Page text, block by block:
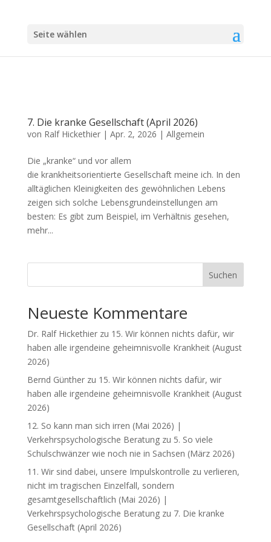
Seite wählen
7. Die kranke Gesellschaft (April 2026)
von Ralf Hickethier| Apr. 2, 2026 | Allgemein
Die „kranke“ und vor allem
die krankheitsorientierte Gesellschaft meine ich. In den
alltäglichen Kleinigkeiten des gewöhnlichen Lebens
zeigen sich solche Lebensgrundeinstellungen am
besten: Es gibt zum Beispiel, im Verhältnis gesehen,
mehr...
Suchen
Neueste Kommentare
Dr. Ralf Hickethierzu 15. Wir können nichts dafür, wir
haben alle irgendeine geheimnisvolle Krankheit (August
2026)
Bernd Güntherzu 15. Wir können nichts dafür, wir
haben alle irgendeine geheimnisvolle Krankheit (August
2026)
12. So kann man sich irren (Mai 2026) |
Verkehrspsychologische Beratungzu 5. So viele
Schulschwänzer wie noch nie in Sachsen (März 2026)
11. Wir sind dabei, unsere Impulskontrolle zu verlieren,
nicht im tragischen Einzelfall, sondern
gesamtgesellschaftlich (Mai 2026) |
Verkehrspsychologische Beratungzu 7. Die kranke
Gesellschaft (April 2026)